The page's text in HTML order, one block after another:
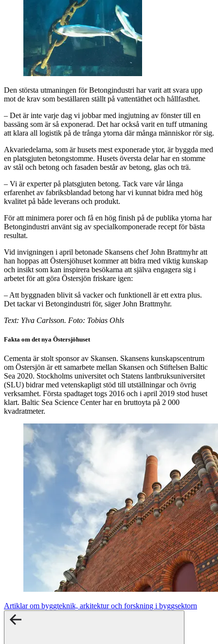
Den största utmaningen för Betongindustri har varit att svara upp
mot de krav som beställaren ställt på vattentäthet och hållfasthet.
– Det är inte varje dag vi jobbar med ingjutning av fönster till en
bassäng som är så exponerad. Det har också varit en tuff utmaning
att klara all logistik på de trånga ytorna där många människor rör sig.
Akvariedelarna, som är husets mest exponerade ytor, är byggda med
en platsgjuten betongstomme. Husets översta delar har en stomme
av stål och betong och fasaden består av betong, glas och trä.
– Vi är experter på platsgjuten betong. Tack vare vår långa
erfarenhet av fabriksblandad betong har vi kunnat bidra med hög
kvalitet på både leverans och produkt.
För att minimera porer och få en hög finish på de publika ytorna har
Betongindustri använt sig av specialkomponerade recept för bästa
resultat.
Vid invigningen i april betonade Skansens chef John Brattmyhr att
han hoppas att Östersjöhuset kommer att bidra med viktig kunskap
och insikt som kan inspirera besökarna att själva engagera sig i
arbetet för att göra Östersjön friskare igen:
– Att byggnaden blivit så vacker och funktionell är ett extra plus.
Det tackar vi Betongindustri för, säger John Brattmyhr.
Text: Ylva Carlsson. Foto: Tobias Ohls
Fakta om det nya Östersjöhuset
Cementa är stolt sponsor av Skansen. Skansens kunskapscentrum
om Östersjön är ett samarbete mellan Skansen och Stiftelsen Baltic
Sea 2020. Stockholms universitet och Statens lantbruksuniversitet
(SLU) bidrar med vetenskapligt stöd till utställningar och övrig
verksamhet. Första spadtaget togs 2016 och i april 2019 stod huset
klart. Baltic Sea Science Center har en bruttoyta på 2 000
kvadratmeter.
Artiklar om byggteknik, arkitektur och forskning i byggsektorn